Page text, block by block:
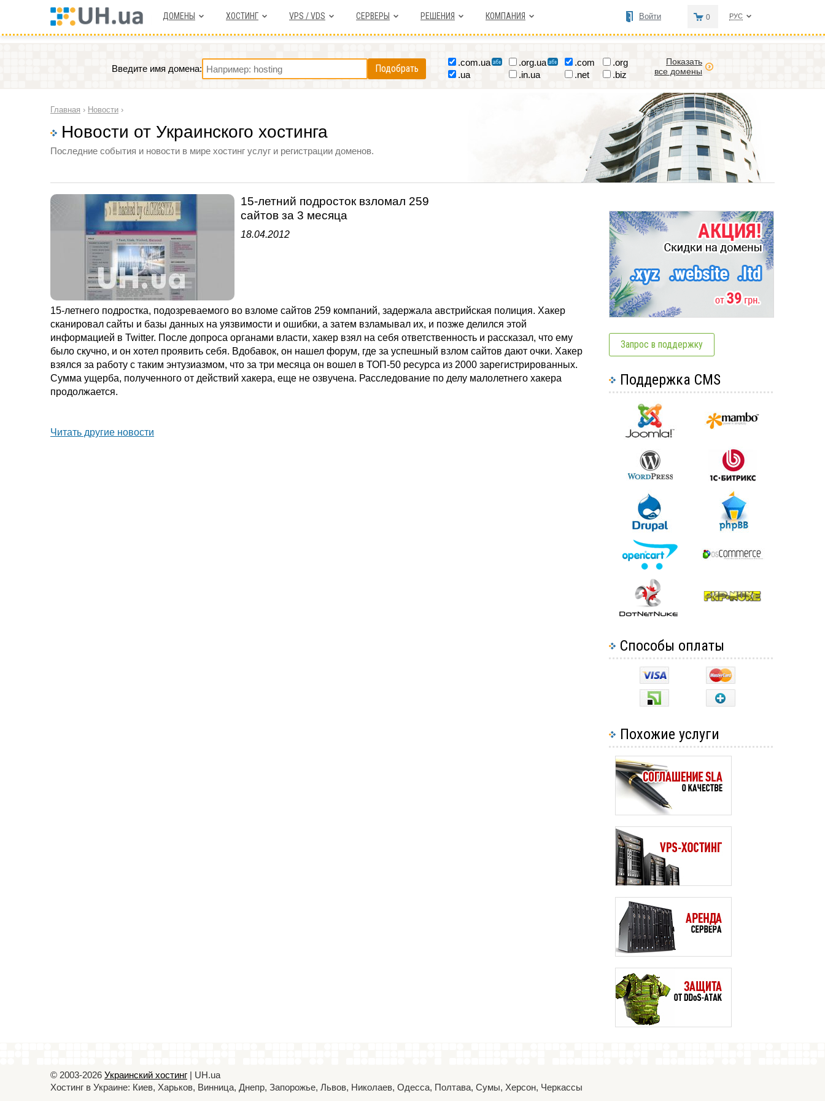
ДОМЕНЫ ХОСТИНГ VPS / VDS СЕРВЕРЫ РЕШЕНИЯ КОМПАНИЯ РУС
0
Войти
Введите имя домена: Подобрать
.com.ua .org.ua .com
.org
.ua
.in.ua .net .biz
Показать
все домены
Главная › Новости ›
Новости от Украинского хостинга
Последние события и новости в мире хостинг услуг и регистрации доменов.
15-летний подросток взломал 259
сайтов за 3 месяца
18.04.2012
15-летнего подростка, подозреваемого во взломе сайтов 259 компаний, задержала австрийская полиция. Хакер
сканировал сайты и базы данных на уязвимости и ошибки, а затем взламывал их, и позже делился этой
информацией в Twitter. После допроса органами власти, хакер взял на себя ответственность и рассказал, что ему
было скучно, и он хотел проявить себя. Вдобавок, он нашел форум, где за успешный взлом сайтов дают очки. Хакер
взялся за работу с таким энтузиазмом, что за три месяца он вошел в ТОП-50 ресурса из 2000 зарегистрированных.
Сумма ущерба, полученного от действий хакера, еще не озвучена. Расследование по делу малолетнего хакера
продолжается.
Читать другие новости
Запрос в поддержку
Поддержка CMS
Способы оплаты
Похожие услуги
© 2003-2026 Украинский хостинг | UH.ua
Хостинг в Украине: Киев, Харьков, Винница, Днепр, Запорожье, Львов, Николаев, Одесса, Полтава, Сумы, Херсон, Черкассы